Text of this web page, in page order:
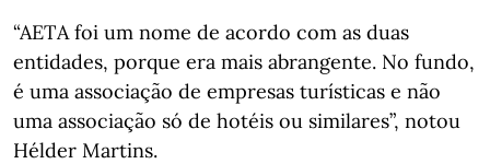
“AETA foi um nome de acordo com as duas
entidades, porque era mais abrangente. No fundo,
é uma associação de empresas turísticas e não
uma associação só de hotéis ou similares”, notou
Hélder Martins.